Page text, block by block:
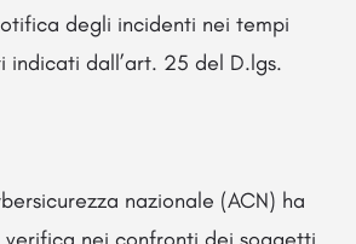
degli incidenti nei tempi
indicati dall’art. 25 del D.lgs.
nazionale (ACN) ha